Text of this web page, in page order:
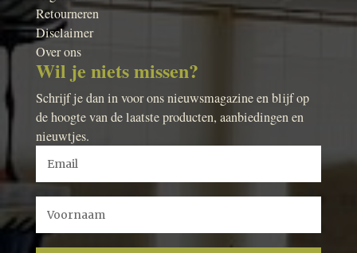
Retourneren
Disclaimer
Over ons
Wil je niets missen?
Schrijf je dan in voor ons nieuwsmagazine en blijf op
de hoogte van de laatste producten, aanbiedingen en
nieuwtjes.